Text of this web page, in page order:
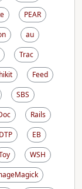
PEAR
au
Trac
Feed
SBS
Rails
EB
WSH